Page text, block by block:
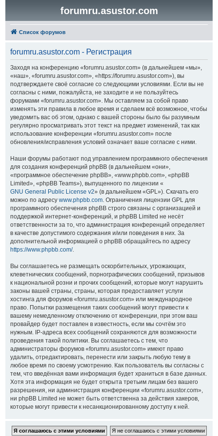
forumru.asustor.com
Список форумов
forumru.asustor.com - Регистрация
Заходя на конференцию «forumru.asustor.com» (в дальнейшем «мы»,
«наш», «forumru.asustor.com», «https://forumru.asustor.com»), вы
подтверждаете своё согласие со следующими условиями. Если вы не
согласны с ними, пожалуйста, не заходите и не пользуйтесь
форумами «forumru.asustor.com». Мы оставляем за собой право
изменять эти правила в любое время и сделаем всё возможное, чтобы
уведомить вас об этом, однако с вашей стороны было бы разумным
регулярно просматривать этот текст на предмет изменений, так как
использование конференции «forumru.asustor.com» после
обновления/исправления условий означает ваше согласие с ними.
Наши форумы работают под управлением программного обеспечения
для создания конференций phpBB (в дальнейшем «они»,
«программное обеспечение phpBB», «www.phpbb.com», «phpBB
Limited», «phpBB Teams»), выпущенного по лицензии «
GNU General Public License v2» (в дальнейшем «GPL»). Скачать его
можно по адресу www.phpbb.com. Ограничения лицензии GPL для
программного обеспечения phpBB строго связаны с организацией и
поддержкой интернет-конференций, и phpBB Limited не несёт
ответственности за то, что администрация конференций определяет
в качестве допустимого содержания и/или поведения в них. За
дополнительной информацией о phpBB обращайтесь по адресу
https://www.phpbb.com/.
Вы соглашаетесь не размещать оскорбительных, угрожающих,
клеветнических сообщений, порнографических сообщений, призывов
к национальной розни и прочих сообщений, которые могут нарушить
законы вашей страны, страны, которая предоставляет услуги
хостинга для форумов «forumru.asustor.com» или международное
право. Попытки размещения таких сообщений могут привести к
вашему немедленному отключению от конференции, при этом ваш
провайдер будет поставлен в известность, если мы сочтём это
нужным. IP-адреса всех сообщений сохраняются для возможности
проведения такой политики. Вы соглашаетесь с тем, что
администраторы форумов «forumru.asustor.com» имеют право
удалить, отредактировать, перенести или закрыть любую тему в
любое время по своему усмотрению. Как пользователь вы согласны с
тем, что введённая вами информация будет храниться в базе данных.
Хотя эта информация не будет открыта третьим лицам без вашего
разрешения, ни администрация конференции «forumru.asustor.com»,
ни phpBB Limited не может быть ответственна за действия хакеров,
которые могут привести к несанкционированному доступу к ней.